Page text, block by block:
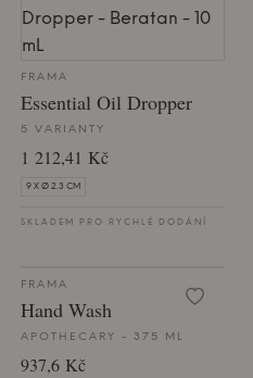
FRAMA
Essential Oil Dropper
5 VARIANTY
1 212,41 Kč
9 X Ø 2.3 CM
SKLADEM PRO RYCHLÉ DODÁNÍ
FRAMA
Hand Wash
APOTHECARY - 375 ML
937,6 Kč